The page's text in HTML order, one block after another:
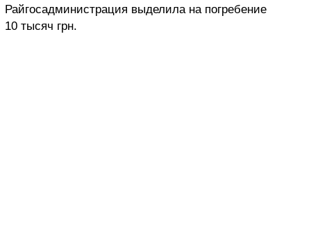
Райгосадминистрация выделила на погребение
10 тысяч грн.